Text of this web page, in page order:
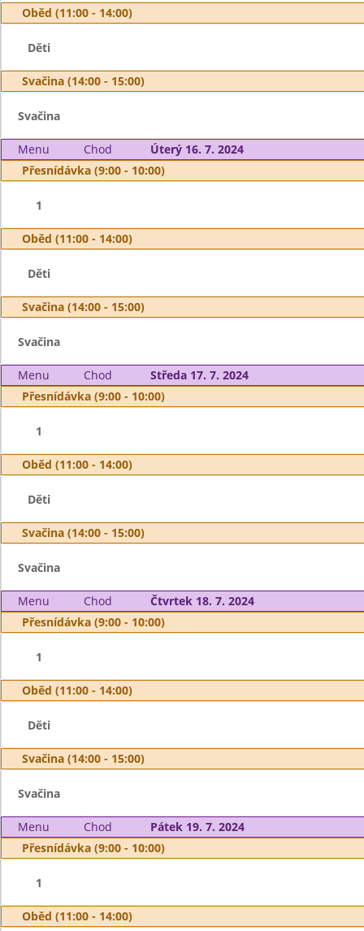
Oběd (11:00 - 14:00)
Děti
Svačina (14:00 - 15:00)
Svačina
Menu Chod
Úterý 16. 7. 2024
Přesnídávka (9:00 - 10:00)
1
Oběd (11:00 - 14:00)
Děti
Svačina (14:00 - 15:00)
Svačina
Menu Chod
Středa 17. 7. 2024
Přesnídávka (9:00 - 10:00)
1
Oběd (11:00 - 14:00)
Děti
Svačina (14:00 - 15:00)
Svačina
Menu Chod
Čtvrtek 18. 7. 2024
Přesnídávka (9:00 - 10:00)
1
Oběd (11:00 - 14:00)
Děti
Svačina (14:00 - 15:00)
Svačina
Menu Chod
Pátek 19. 7. 2024
Přesnídávka (9:00 - 10:00)
1
Oběd (11:00 - 14:00)